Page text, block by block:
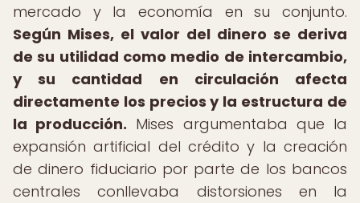
mercado y la economía en su conjunto.
Según Mises, el valor del dinero se deriva
de su utilidad como medio de intercambio,
y su cantidad en circulación afecta
directamente los precios y la estructura de
la producción. Mises argumentaba que la
expansión artificial del crédito y la creación
de dinero fiduciario por parte de los bancos
centrales conllevaba distorsiones en la